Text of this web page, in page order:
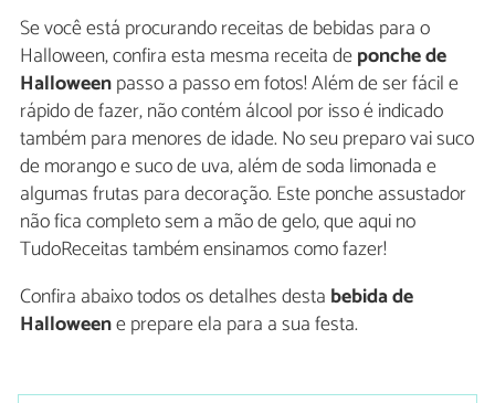
Se você está procurando receitas de bebidas para o
Halloween, confira esta mesma receita deponche de
Halloweenpasso a passo em fotos! Além de ser fácil e
rápido de fazer, não contém álcool por isso é indicado
também para menores de idade. No seu preparo vai suco
de morango e suco de uva, além de soda limonada e
algumas frutas para decoração. Este ponche assustador
não fica completo sem a mão de gelo, que aqui no
TudoReceitas também ensinamos como fazer!
Confira abaixo todos os detalhes desta bebida de
Halloweene prepare ela para a sua festa.